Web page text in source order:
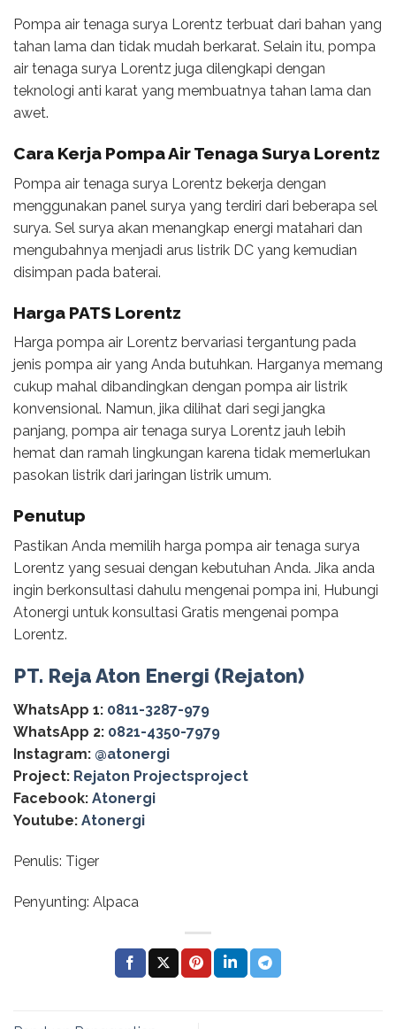
Pompa air tenaga surya Lorentz terbuat dari bahan yang
tahan lama dan tidak mudah berkarat. Selain itu, pompa
air tenaga surya Lorentz juga dilengkapi dengan
teknologi anti karat yang membuatnya tahan lama dan
awet.
Cara Kerja Pompa Air Tenaga Surya Lorentz
Pompa air tenaga surya Lorentz bekerja dengan
menggunakan panel surya yang terdiri dari beberapa sel
surya. Sel surya akan menangkap energi matahari dan
mengubahnya menjadi arus listrik DC yang kemudian
disimpan pada baterai.
Harga PATS Lorentz
Harga pompa air Lorentz bervariasi tergantung pada
jenis pompa air yang Anda butuhkan. Harganya memang
cukup mahal dibandingkan dengan pompa air listrik
konvensional. Namun, jika dilihat dari segi jangka
panjang, pompa air tenaga surya Lorentz jauh lebih
hemat dan ramah lingkungan karena tidak memerlukan
pasokan listrik dari jaringan listrik umum.
Penutup
Pastikan Anda memilih harga pompa air tenaga surya
Lorentz yang sesuai dengan kebutuhan Anda. Jika anda
ingin berkonsultasi dahulu mengenai pompa ini, Hubungi
Atonergi untuk konsultasi Gratis mengenai pompa
Lorentz.
PT. Reja Aton Energi (Rejaton)
WhatsApp 1: 0811-3287-979
WhatsApp 2: 0821-4350-7979
Instagram: @‌atonergi
Project: Rejaton Projectsproject
Facebook: Atonergi
Youtube: Atonergi
Penulis: Tiger
Penyunting: Alpaca